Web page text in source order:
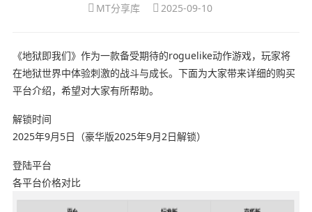
MT分享库 2025-09-10
《地狱即我们》作为一款备受期待的roguelike动作游戏，玩家将
在地狱世界中体验刺激的战斗与成长。下面为大家带来详细的购买
平台介绍，希望对大家有所帮助。
解锁时间
2025年9月5日（豪华版2025年9月2日解锁）
登陆平台
各平台价格对比